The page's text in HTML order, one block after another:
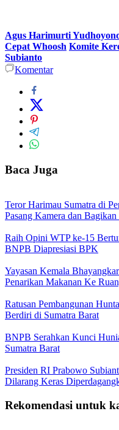
Agus Harimurti
Cepat Whoosh Komite
Subianto
Komentar
Baca Juga
Teror Harimau Sumatra di
Pasang Kamera dan
Raih Opini WTP ke-15
BNPB Diapresiasi BPK
Yayasan Kemala
Penarikan Makanan Ke
Ratusan Pembangunan
Berdiri di Sumatra Barat
BNPB Serahkan Kunci
Sumatra Barat
Presiden RI Prabowo
Dilarang Keras
Rekomendasi untuk